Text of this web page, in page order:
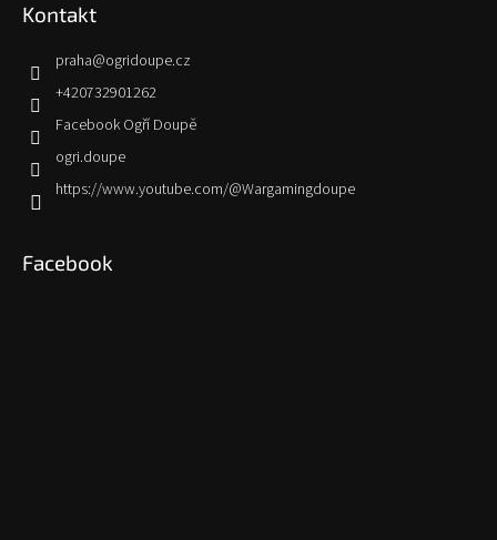
Kontakt
praha@ogridoupe.cz
+420732901262
Facebook Ogří Doupě
ogri.doupe
https://www.youtube.com/@Wargamingdoupe
Facebook